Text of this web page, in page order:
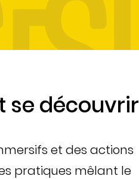
se découvrir
et des actions
pratiques mêlant le